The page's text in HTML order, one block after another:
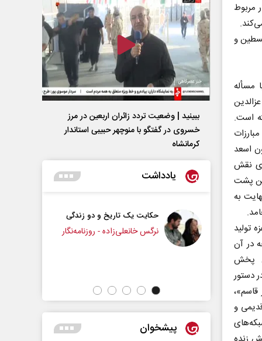
مربوط
و
مسأله
تماشا رفته است.
درباره زندگی و مبارزات
اسعد
نقش
پشت
می‌شود و درنهایت به
در غزه تولید
در آن
از شبکه افق پخش
دستور
«کفر قاسم»،
و
ببینید | وضعیت تردد زائران اربعین در مرز
خسروی در گفتگو با منوچهر حبیبی استاندار
کرمانشاه
یادداشت
حکایت یک تاریخ و دو زندگی
نرگس خانعلی‌زاده - روزنامه‌نگار
چرایی عقب‌نشینی
پیشخوان